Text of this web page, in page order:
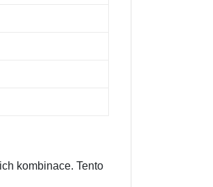
kombinace. Tento